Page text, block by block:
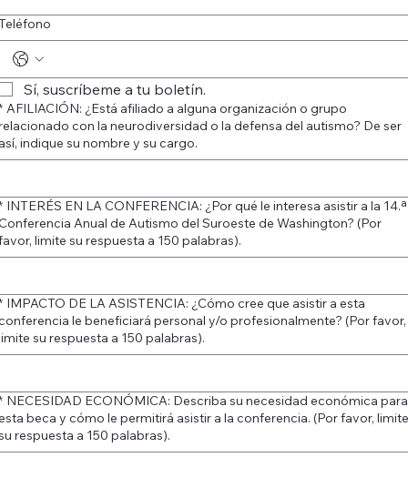
Sí, suscríbeme a tu boletín.
AFILIACIÓN: ¿Está afiliado a alguna organización o grupo
con la neurodiversidad o la defensa del autismo? De ser
indique su nombre y su cargo.
INTERÉS EN LA CONFERENCIA: ¿Por qué le interesa asistir a la 14.ª
Anual de Autismo del Suroeste de Washington? (Por
limite su respuesta a 150 palabras).
IMPACTO DE LA ASISTENCIA: ¿Cómo cree que asistir a esta
le beneficiará personal y/o profesionalmente? (Por favor,
su respuesta a 150 palabras).
NECESIDAD ECONÓMICA: Describa su necesidad económica para
beca y cómo le permitirá asistir a la conferencia. (Por favor, limite
respuesta a 150 palabras).